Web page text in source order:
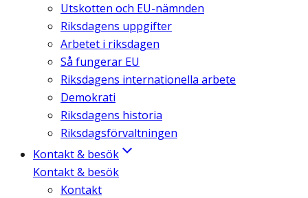
Utskotten och EU-nämnden
Riksdagens uppgifter
Arbetet i riksdagen
Så fungerar EU
Riksdagens internationella arbete
Demokrati
Riksdagens historia
Riksdagsförvaltningen
Kontakt & besök
Kontakt & besök
Kontakt